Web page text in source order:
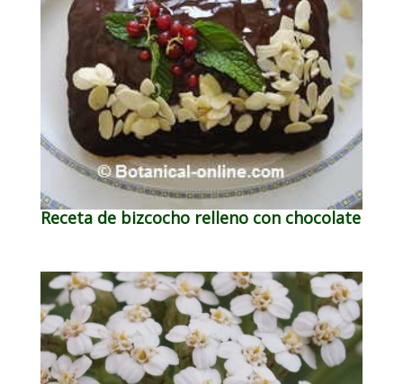
Receta de bizcocho relleno con chocolate